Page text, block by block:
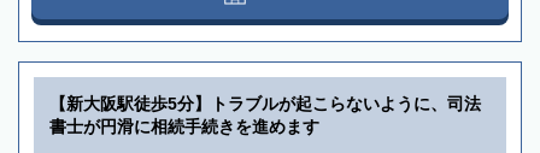
【新大阪駅徒歩5分】トラブルが起こらないように、司法
書士が円滑に相続手続きを進めます